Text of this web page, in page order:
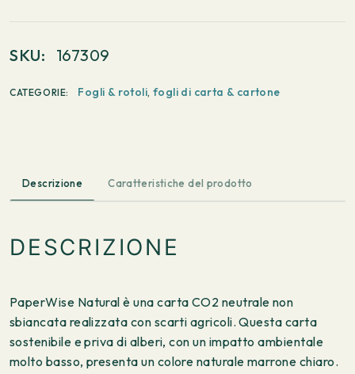
SKU: 167309
CATEGORIE: Fogli & rotoli, fogli di carta & cartone
Descrizione Caratteristiche del prodotto
DESCRIZIONE
PaperWise Natural è una carta CO2 neutrale non
sbiancata realizzata con scarti agricoli. Questa carta
sostenibile e priva di alberi, con un impatto ambientale
molto basso, presenta un colore naturale marrone chiaro.